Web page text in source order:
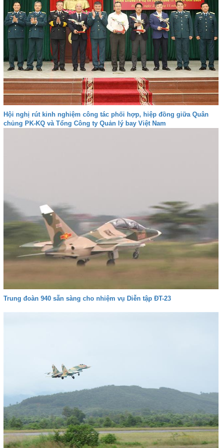
Hội nghị rút kinh nghiệm công tác phối hợp, hiệp đồng giữa Quân
chủng PK-KQ và Tổng Công ty Quản lý bay Việt Nam
Trung đoàn 940 sẵn sàng cho nhiệm vụ Diễn tập ĐT-23